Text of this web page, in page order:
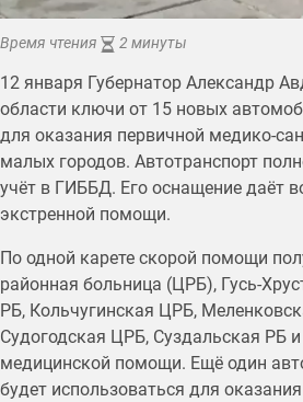
Время чтения 2 минуты
12 января Губернатор Александр
области ключи от 15 новых
для оказания первичной медико-
малых городов. Автотранспорт
учёт в ГИББД. Его оснащение даёт
экстренной помощи.
По одной карете скорой помощи
районная больница (ЦРБ), Гусь-
РБ, Кольчугинская ЦРБ,
Судогодская ЦРБ, Суздальская РБ
медицинской помощи. Ещё один
будет использоваться для